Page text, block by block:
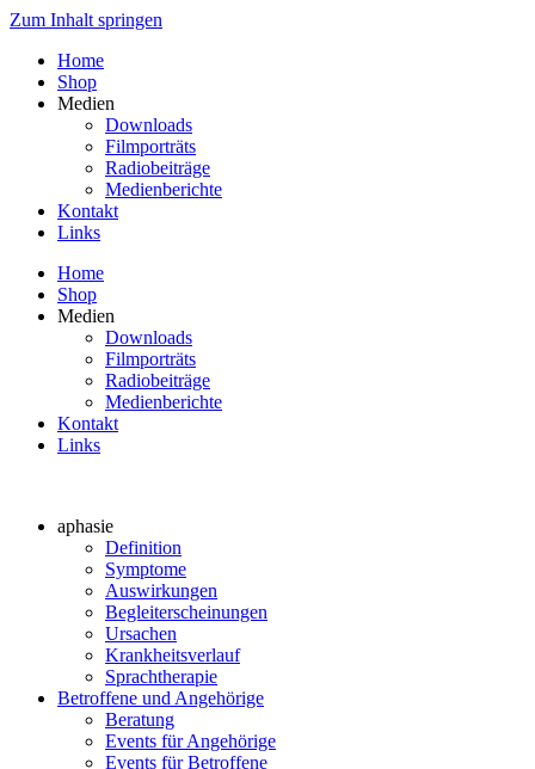
Zum Inhalt springen
Home
Shop
Medien
Downloads
Filmporträts
Radiobeiträge
Medienberichte
Kontakt
Links
Home
Shop
Medien
Downloads
Filmporträts
Radiobeiträge
Medienberichte
Kontakt
Links
aphasie
Definition
Symptome
Auswirkungen
Begleiterscheinungen
Ursachen
Krankheitsverlauf
Sprachtherapie
Betroffene und Angehörige
Beratung
Events für Angehörige
Events für Betroffene